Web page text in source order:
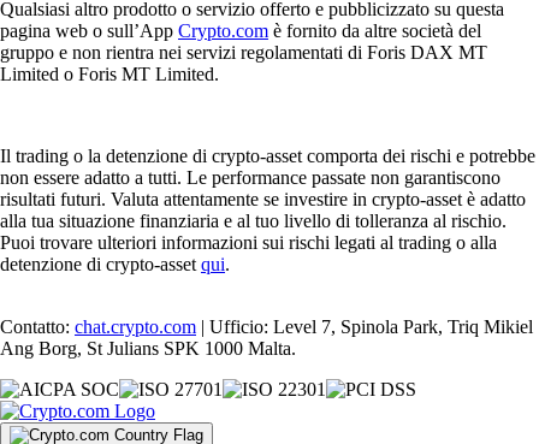
Qualsiasi altro prodotto o servizio offerto e pubblicizzato su questa
pagina web o sull’App Crypto.com è fornito da altre società del
gruppo e non rientra nei servizi regolamentati di Foris DAX MT
Limited o Foris MT Limited.
Il trading o la detenzione di crypto-asset comporta dei rischi e potrebbe
non essere adatto a tutti. Le performance passate non garantiscono
risultati futuri. Valuta attentamente se investire in crypto-asset è adatto
alla tua situazione finanziaria e al tuo livello di tolleranza al rischio.
Puoi trovare ulteriori informazioni sui rischi legati al trading o alla
detenzione di crypto-asset qui.
Contatto: chat.crypto.com | Ufficio: Level 7, Spinola Park, Triq Mikiel
Ang Borg, St Julians SPK 1000 Malta.